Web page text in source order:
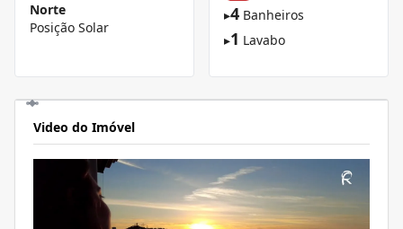
Norte
Posição Solar
▸4 Banheiros
▸1 Lavabo
Video do Imóvel